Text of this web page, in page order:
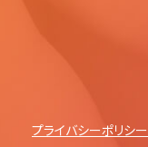
プライバシーポリシー